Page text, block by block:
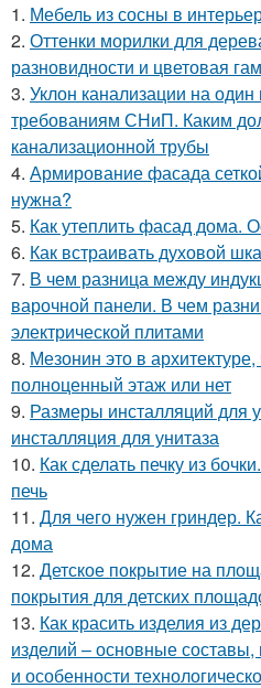
1. Мебель из сосны в
2. Оттенки морилки для
разновидности и цветовая
3. Уклон канализации на один
требованиям СНиП. Каким
канализационной трубы
4. Армирование фасада
нужна?
5. Как утеплить фасад дома.
6. Как встраивать духовой
7. В чем разница между
варочной панели. В чем
электрической плитами
8. Мезонин это в
полноценный этаж или нет
9. Размеры инсталляций для
инсталляция для унитаза
10. Как сделать печку из
печь
11. Для чего нужен гриндер.
дома
12. Детское покрытие на
покрытия для детских
13. Как красить изделия из
изделий – основные
и особенности